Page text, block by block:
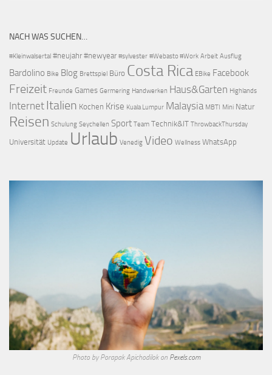
NACH WAS SUCHEN…
#Kleinwalsertal #neujahr #newyear #sylvester #Webasto #Work Arbeit Ausflug
Bardolino Bike Blog Brettspiel Büro Costa Rica EBike Facebook
Freizeit Freunde Games Germering Handwerken Haus&Garten Highlands
Internet Italien Kochen Krise Kuala Lumpur Malaysia MBTI Mini Natur
Reisen Schulung Seychellen Sport Team Technik&IT ThrowbackThursday
Universität Update Urlaub Venedig Video Wellness WhatsApp
Photo by Porapak Apichodilok on Pexels.com